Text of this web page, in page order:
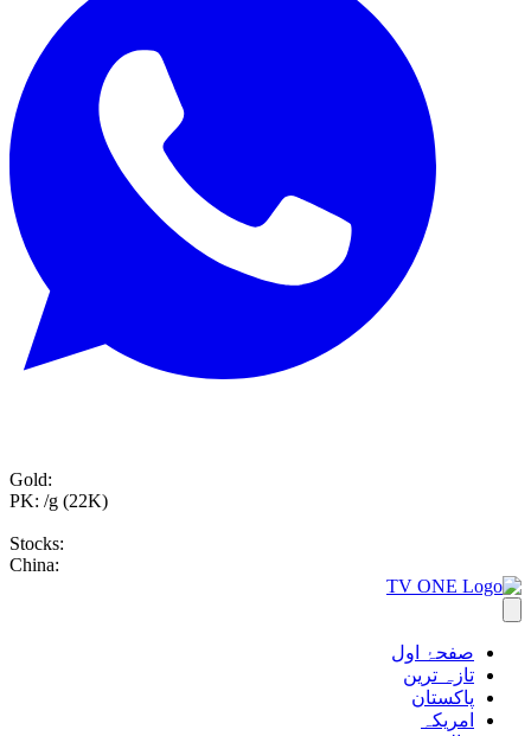
Gold:
PK: /g (22K)
Stocks:
China:
صفحۂ اول
تازہ ترین
پاکستان
امریکہ